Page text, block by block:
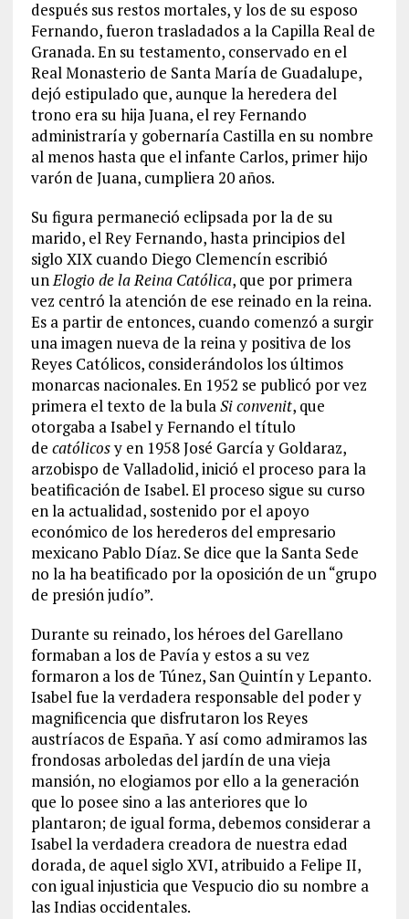
después sus restos mortales, y los de su esposo
Fernando, fueron trasladados a la Capilla Real de
Granada. En su testamento, conservado en el
Real Monasterio de Santa María de Guadalupe,
dejó estipulado que, aunque la heredera del
trono era su hija Juana, el rey Fernando
administraría y gobernaría Castilla en su nombre
al menos hasta que el infante Carlos, primer hijo
varón de Juana, cumpliera 20 años.
Su figura permaneció eclipsada por la de su
marido, el Rey Fernando, hasta principios del
siglo XIX cuando Diego Clemencín escribió
unElogio de la Reina Católica, que por primera
vez centró la atención de ese reinado en la reina.
Es a partir de entonces, cuando comenzó a surgir
una imagen nueva de la reina y positiva de los
Reyes Católicos, considerándolos los últimos
monarcas nacionales. En 1952 se publicó por vez
primera el texto de la bulaSi convenit, que
otorgaba a Isabel y Fernando el título
de católicosy en 1958 José García y Goldaraz,
arzobispo de Valladolid, inició el proceso para la
beatificación de Isabel. El proceso sigue su curso
en la actualidad, sostenido por el apoyo
económico de los herederos del empresario
mexicano Pablo Díaz. Se dice que la Santa Sede
no la ha beatificado por la oposición de un “grupo
de presión judío”.
Durante su reinado, los héroes del Garellano
formaban a los de Pavía y estos a su vez
formaron a los de Túnez, San Quintín y Lepanto.
Isabel fue la verdadera responsable del poder y
magnificencia que disfrutaron los Reyes
austríacos de España. Y así como admiramos las
frondosas arboledas del jardín de una vieja
mansión, no elogiamos por ello a la generación
que lo posee sino a las anteriores que lo
plantaron; de igual forma, debemos considerar a
Isabel la verdadera creadora de nuestra edad
dorada, de aquel siglo XVI, atribuido a Felipe II,
con igual injusticia que Vespucio dio su nombre a
las Indias occidentales.